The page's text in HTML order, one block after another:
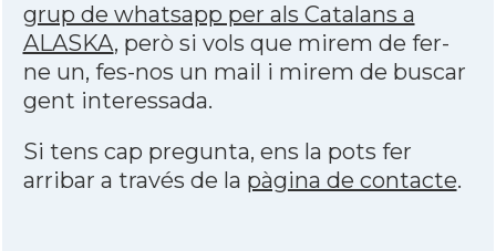
grup de whatsapp per als Catalans a
ALASKA, però si vols que mirem de fer-
ne un, fes-nos un mail i mirem de buscar
gent interessada.
Si tens cap pregunta, ens la pots fer
arribar a través de la pàgina de contacte.